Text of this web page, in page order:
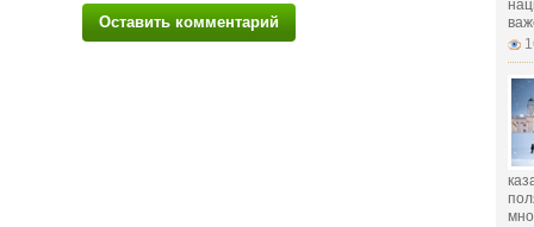
Оставить комментарий